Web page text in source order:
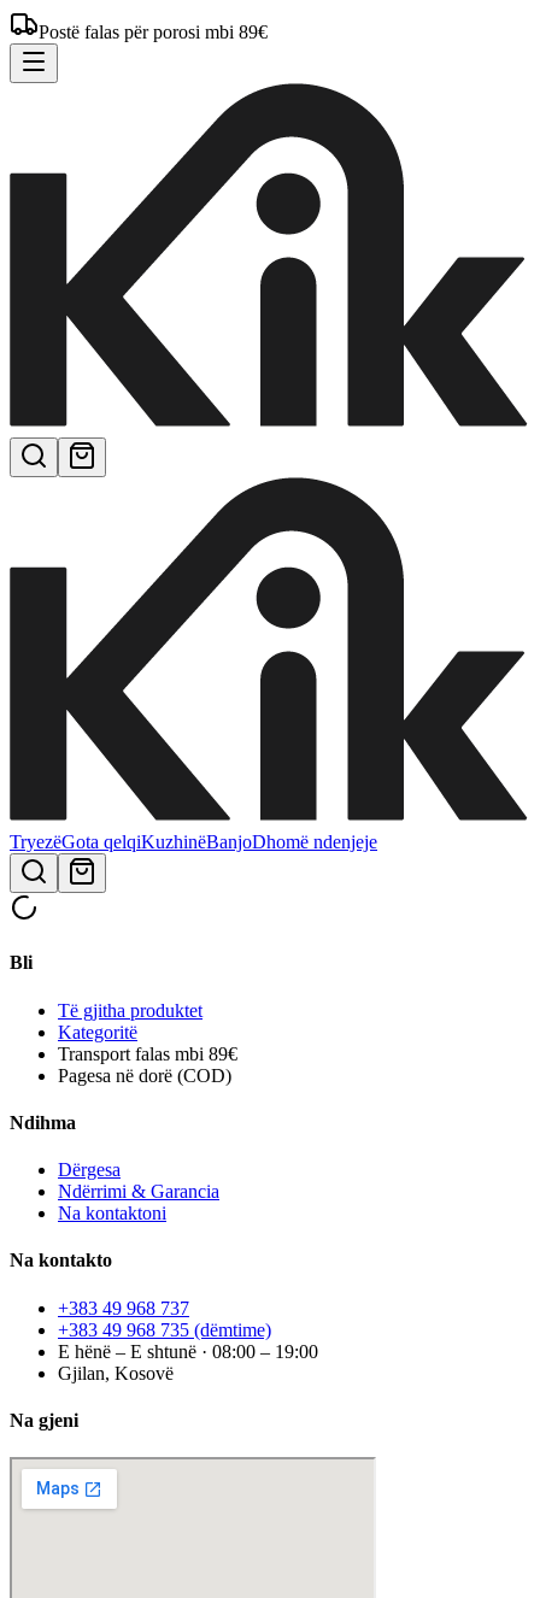
Postë falas për porosi mbi 89€
TryezëGota qelqiKuzhinëBanjoDhomë ndenjeje
Bli
Të gjitha produktet
Kategoritë
Transport falas mbi 89€
Pagesa në dorë (COD)
Ndihma
Dërgesa
Ndërrimi & Garancia
Na kontaktoni
Na kontakto
+383 49 968 737
+383 49 968 735 (dëmtime)
E hënë – E shtunë · 08:00 – 19:00
Gjilan, Kosovë
Na gjeni